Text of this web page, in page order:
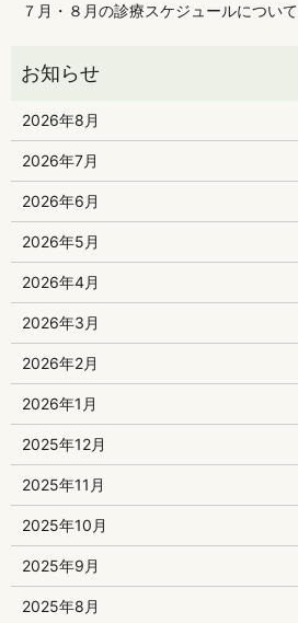
７月・８月の診療スケジュールについて
2026年8月
2026年7月
2026年6月
2026年5月
2026年4月
2026年3月
2026年2月
2026年1月
2025年12月
2025年11月
2025年10月
2025年9月
2025年8月